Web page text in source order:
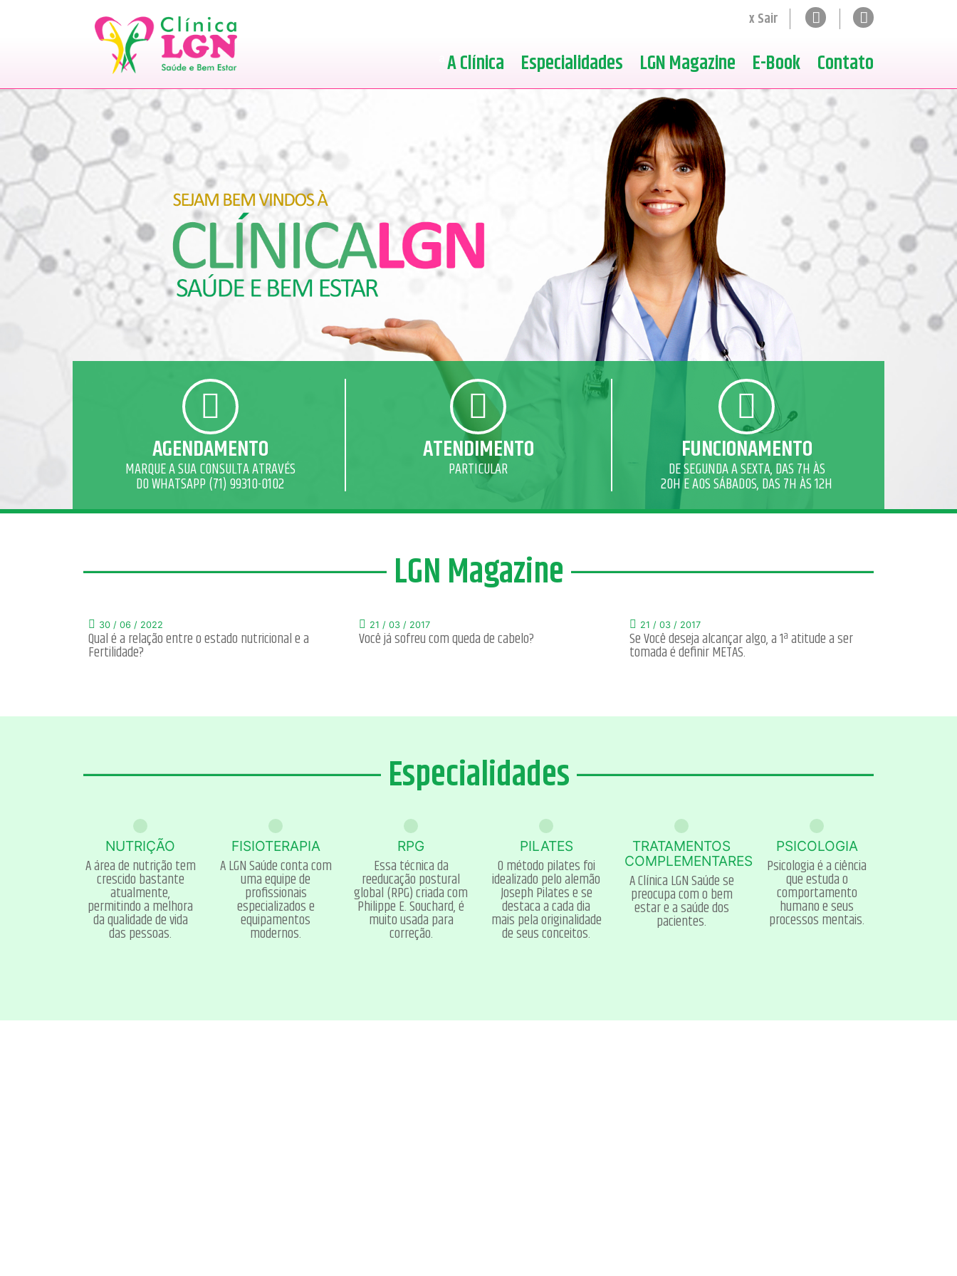
x Sair
A Clínica Especialidades LGN Magazine E-Book Contato
AGENDAMENTO
MARQUE A SUA CONSULTA ATRAVÉS
DO WHATSAPP (71) 99310-0102
ATENDIMENTO
PARTICULAR
FUNCIONAMENTO
DE SEGUNDA A SEXTA, DAS 7H ÀS
20H E AOS SÁBADOS, DAS 7H ÀS 12H
LGN Magazine
30 / 06 / 2022
Qual é a relação entre o estado nutricional e a
Fertilidade?
21 / 03 / 2017
Você já sofreu com queda de cabelo?
21 / 03 / 2017
Se Você deseja alcançar algo, a 1ª atitude a ser
tomada é definir METAS.
Especialidades
NUTRIÇÃO
A área de nutrição tem
crescido bastante
atualmente,
permitindo a melhora
da qualidade de vida
das pessoas.
FISIOTERAPIA
A LGN Saúde conta com
uma equipe de
profissionais
especializados e
equipamentos
modernos.
RPG
Essa técnica da
reeducação postural
global (RPG) criada com
Philippe E. Souchard, é
muito usada para
correção.
PILATES
O método pilates foi
idealizado pelo alemão
Joseph Pilates e se
destaca a cada dia
mais pela originalidade
de seus conceitos.
TRATAMENTOS
COMPLEMENTARES
A Clínica LGN Saúde se
preocupa com o bem
estar e a saúde dos
pacientes.
PSICOLOGIA
Psicologia é a ciência
que estuda o
comportamento
humano e seus
processos mentais.